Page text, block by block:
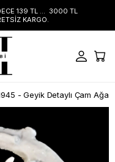
139 TL ... 3000 TL
KARGO.